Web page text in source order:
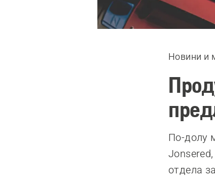
Новини и
По-долу
отдела